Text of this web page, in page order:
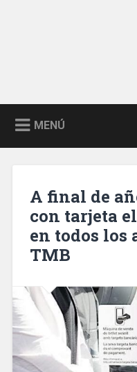
MENÚ
A final de
con tarjeta
en todos los
TMB